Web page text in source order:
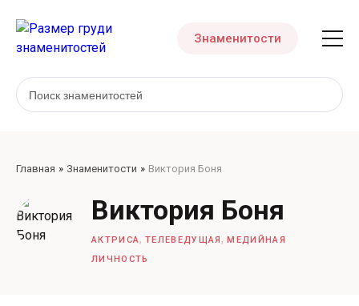
Знаменитости
Главная Знаменитости Виктория Боня
Виктория Боня
АКТРИСА,ТЕЛЕВЕДУЩАЯ ,МЕДИЙНАЯ
ЛИЧНОСТЬ